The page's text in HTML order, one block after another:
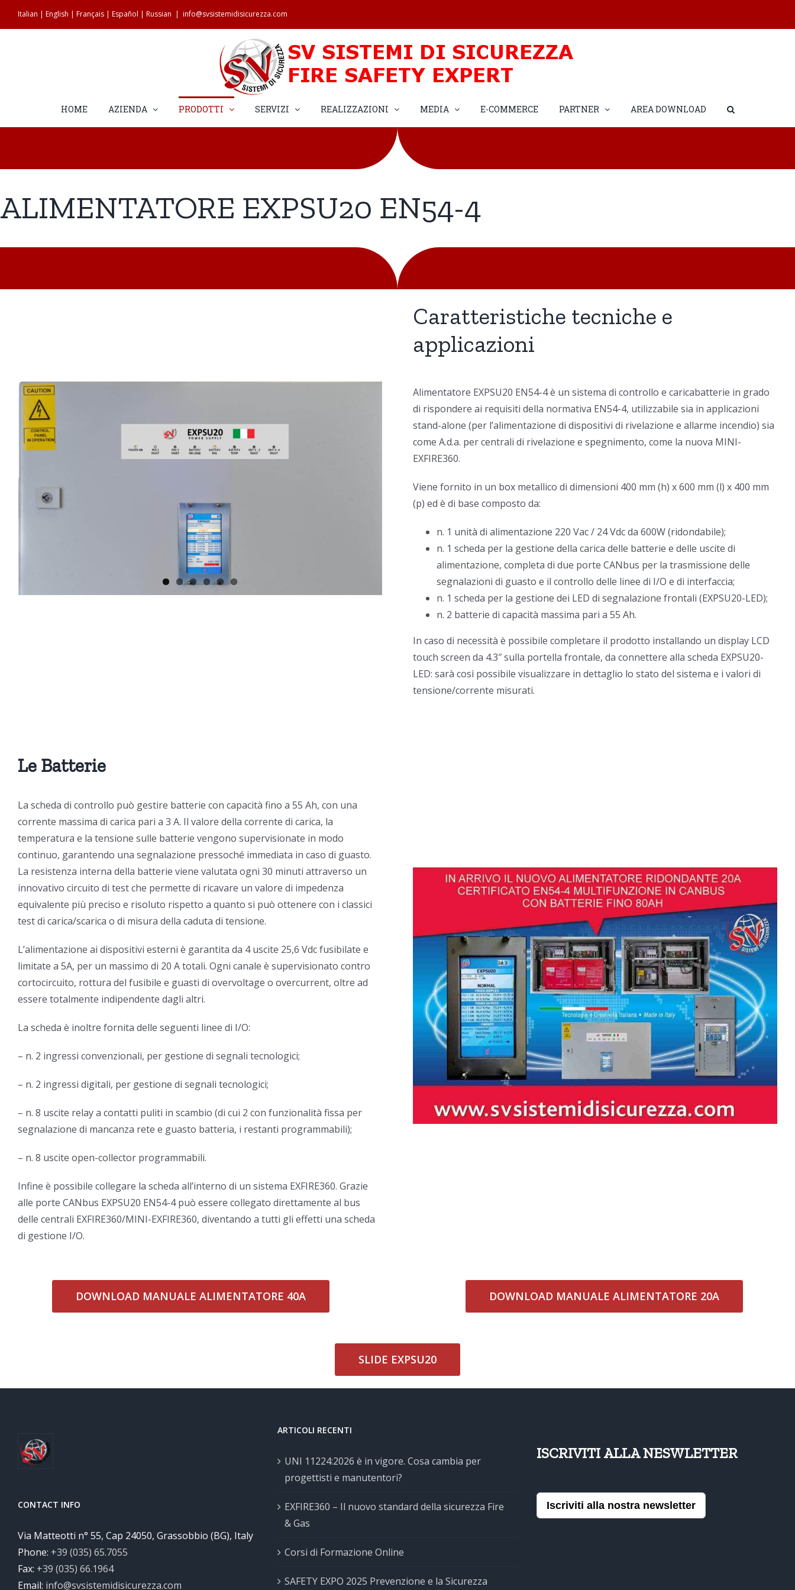
Italian | English | Français | Español | Russian | info@svsistemidisicurezza.com
HOME AZIENDA PRODOTTI SERVIZI REALIZZAZIONI MEDIA E-COMMERCE PARTNER AREA DOWNLOAD
ALIMENTATORE EXPSU20 EN54-4
Caratteristiche tecniche e
applicazioni
Alimentatore EXPSU20 EN54-4 è un sistema di controllo e caricabatterie in grado
di rispondere ai requisiti della normativa EN54-4, utilizzabile sia in applicazioni
stand-alone (per l’alimentazione di dispositivi di rivelazione e allarme incendio) sia
come A.d.a. per centrali di rivelazione e spegnimento, come la nuova MINI-
EXFIRE360.
Viene fornito in un box metallico di dimensioni 400 mm (h) x 600 mm (l) x 400 mm
(p) ed è di base composto da:
n. 1 unità di alimentazione 220 Vac / 24 Vdc da 600W (ridondabile);
n. 1 scheda per la gestione della carica delle batterie e delle uscite di
alimentazione, completa di due porte CANbus per la trasmissione delle
segnalazioni di guasto e il controllo delle linee di I/O e di interfaccia;
n. 1 scheda per la gestione dei LED di segnalazione frontali (EXPSU20-LED);
n. 2 batterie di capacità massima pari a 55 Ah.
In caso di necessità è possibile completare il prodotto installando un display LCD
touch screen da 4.3″ sulla portella frontale, da connettere alla scheda EXPSU20-
LED: sarà così possibile visualizzare in dettaglio lo stato del sistema e i valori di
tensione/corrente misurati.
Le Batterie
La scheda di controllo può gestire batterie con capacità fino a 55 Ah, con una
corrente massima di carica pari a 3 A. Il valore della corrente di carica, la
temperatura e la tensione sulle batterie vengono supervisionate in modo
continuo, garantendo una segnalazione pressoché immediata in caso di guasto.
La resistenza interna della batterie viene valutata ogni 30 minuti attraverso un
innovativo circuito di test che permette di ricavare un valore di impedenza
equivalente più preciso e risoluto rispetto a quanto si può ottenere con i classici
test di carica/scarica o di misura della caduta di tensione.
L’alimentazione ai dispositivi esterni è garantita da 4 uscite 25,6 Vdc fusibilate e
limitate a 5A, per un massimo di 20 A totali. Ogni canale è supervisionato contro
cortocircuito, rottura del fusibile e guasti di overvoltage o overcurrent, oltre ad
essere totalmente indipendente dagli altri.
La scheda è inoltre fornita delle seguenti linee di I/O:
– n. 2 ingressi convenzionali, per gestione di segnali tecnologici;
– n. 2 ingressi digitali, per gestione di segnali tecnologici;
– n. 8 uscite relay a contatti puliti in scambio (di cui 2 con funzionalità fissa per
segnalazione di mancanza rete e guasto batteria, i restanti programmabili);
– n. 8 uscite open-collector programmabili.
Infine è possibile collegare la scheda all’interno di un sistema EXFIRE360. Grazie
alle porte CANbus EXPSU20 EN54-4 può essere collegato direttamente al bus
delle centrali EXFIRE360/MINI-EXFIRE360, diventando a tutti gli effetti una scheda
di gestione I/O.
DOWNLOAD MANUALE ALIMENTATORE 40A DOWNLOAD MANUALE ALIMENTATORE 20A
SLIDE EXPSU20
CONTACT INFO
Via Matteotti n° 55, Cap 24050, Grassobbio (BG), Italy
Phone: +39 (035) 65.7055
Fax: +39 (035) 66.1964
Email: info@svsistemidisicurezza.com
ARTICOLI RECENTI
UNI 11224:2026 è in vigore. Cosa cambia per
progettisti e manutentori?
EXFIRE360 – Il nuovo standard della sicurezza Fire
& Gas
Corsi di Formazione Online
SAFETY EXPO 2025 Prevenzione e la Sicurezza
ISCRIVITI ALLA NESWLETTER
Iscriviti alla nostra newsletter